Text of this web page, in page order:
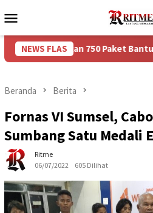
ke
Mobile
NEWS FLAS
750 Paket Bantuan Ke
Beranda Berita
Fornas VI Sumsel,
Sumbang Satu Medali
Ritme
06/07/2022
605 Dilihat